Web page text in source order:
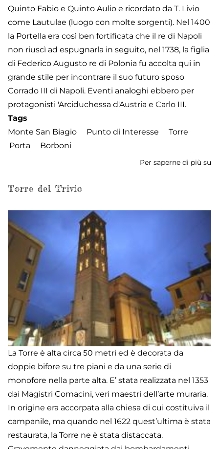
Quinto Fabio e Quinto Aulio e ricordato da T. Livio
come Lautulae (luogo con molte sorgenti). Nel 1400
la Portella era così ben fortificata che il re di Napoli
non riuscì ad espugnarla in seguito, nel 1738, la figlia
di Federico Augusto re di Polonia fu accolta qui in
grande stile per incontrare il suo futuro sposo
Corrado III di Napoli. Eventi analoghi ebbero per
protagonisti 'Arciduchessa d'Austria e Carlo III.
Tags
Monte San Biagio
Punto di Interesse
Torre
Porta
Borboni
Per saperne di più su
Torre del Trivio
La Torre è alta circa 50 metri ed è decorata da
doppie bifore su tre piani e da una serie di
monofore nella parte alta. E’ stata realizzata nel 1353
dai Magistri Comacini, veri maestri dell’arte muraria.
In origine era accorpata alla chiesa di cui costituiva il
campanile, ma quando nel 1622 quest’ultima è stata
restaurata, la Torre ne è stata distaccata.